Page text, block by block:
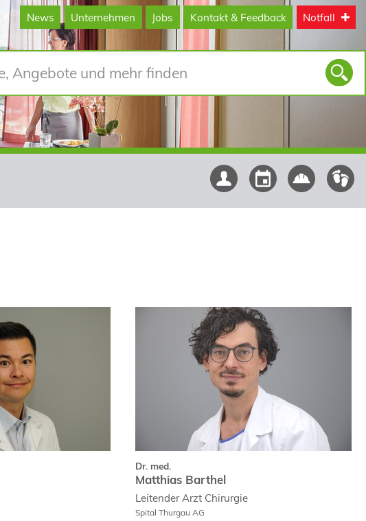
News Unternehmen Jobs Kontakt & Feedback Notfall
Fabian Hauswirth
Curriculum Vitae
Dr. med.
Matthias Barthel
Leitender Arzt Chirurgie
Spital Thurgau AG
Matthias Barthel